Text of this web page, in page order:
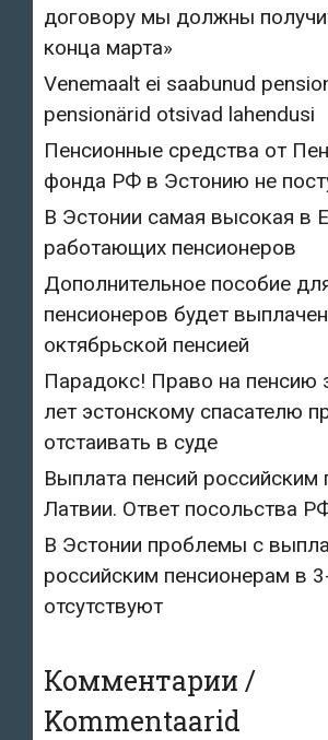
договору мы должны
конца марта»
Venemaalt ei saabunud
pensionärid otsivad lahendusi
Пенсионные средства от
фонда РФ в Эстонию не
В Эстонии самая высокая в
работающих пенсионеров
Дополнительное пособие
пенсионеров будет
октябрьской пенсией
Парадокс! Право на пенсию
лет эстонскому спасателю
отстаивать в суде
Выплата пенсий
Латвии. Ответ посольства
В Эстонии проблемы с
российским пенсионерам в
отсутствуют
Комментарии /
Kommentaarid